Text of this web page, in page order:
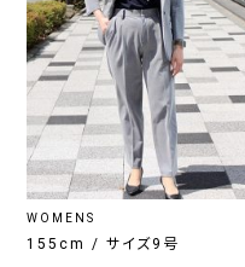
WOMENS
155cm / サイズ9号